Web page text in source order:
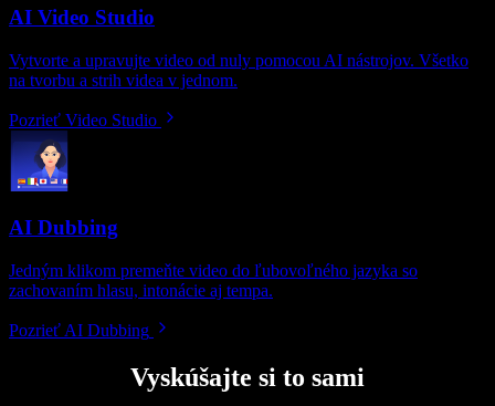
AI Video Studio
Vytvorte a upravujte video od nuly pomocou AI nástrojov. Všetko
na tvorbu a strih videa v jednom.
Pozrieť Video Studio
AI Dubbing
Jedným klikom premeňte video do ľubovoľného jazyka so
zachovaním hlasu, intonácie aj tempa.
Pozrieť AI Dubbing
Vyskúšajte si to sami